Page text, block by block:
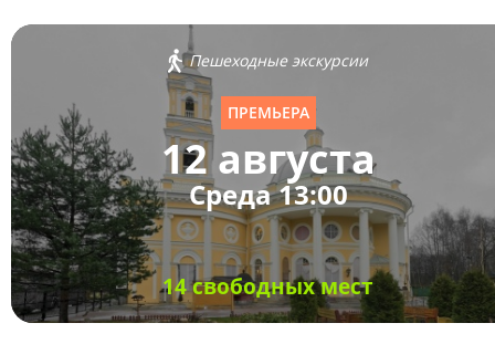
Пешеходные экскурсии
ПРЕМЬЕРА
12 августа
Среда 13:00
14 свободных мест